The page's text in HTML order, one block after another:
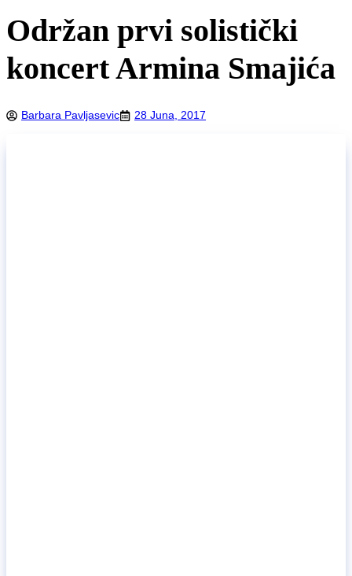
Održan prvi solistički
koncert Armina Smajića
Barbara Pavljasevic 28 Juna, 2017